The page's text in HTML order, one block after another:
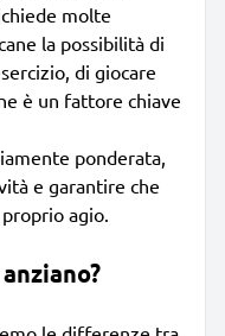
molte
la possibilità di
di giocare
è un fattore chiave
ponderata,
e garantire che
agio.